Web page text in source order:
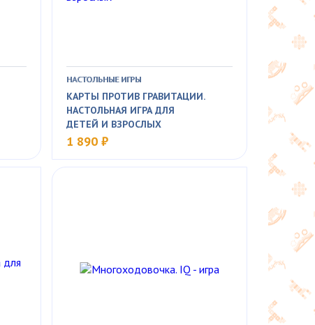
НАСТОЛЬНЫЕ ИГРЫ
КАРТЫ ПРОТИВ ГРАВИТАЦИИ.
НАСТОЛЬНАЯ ИГРА ДЛЯ
ДЕТЕЙ И ВЗРОСЛЫХ
1 890 ₽